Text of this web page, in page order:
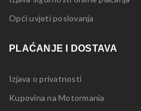
Opći uvjeti poslovanja
PLAĆANJE I DOSTAVA
Izjava o privatnosti
Kupovina na Motormania